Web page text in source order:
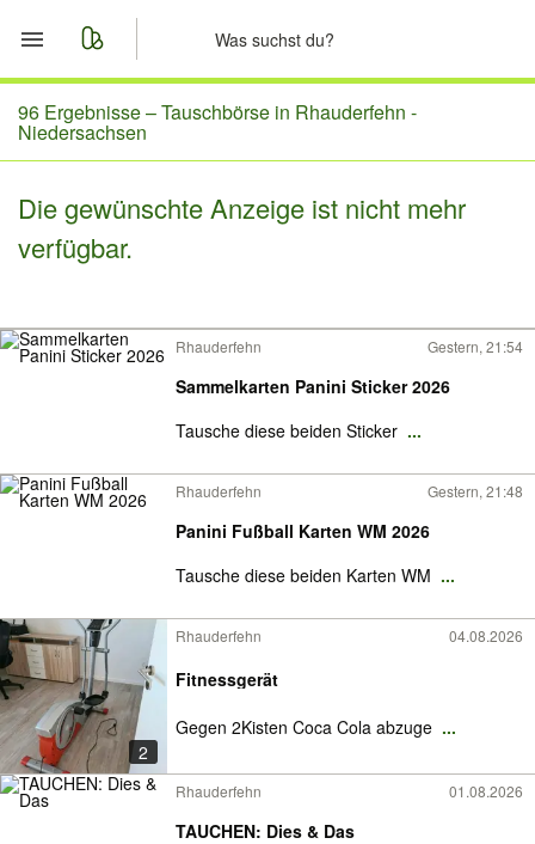
Start
Merkliste
Nachrichten
96 Ergebnisse –Tauschbörse in Rhauderfehn -
Niedersachsen
Die gewünschte Anzeige ist nicht mehr
verfügbar.
Rhauderfehn Gestern, 21:54
Sammelkarten Panini Sticker 2026
Tausche diese beiden Sticker ...
Rhauderfehn Gestern, 21:48
Panini Fußball Karten WM 2026
Tausche diese beiden Karten WM ...
2
Rhauderfehn 04.08.2026
Fitnessgerät
Gegen 2Kisten Coca Cola abzuge ...
Rhauderfehn 01.08.2026
TAUCHEN: Dies & Das